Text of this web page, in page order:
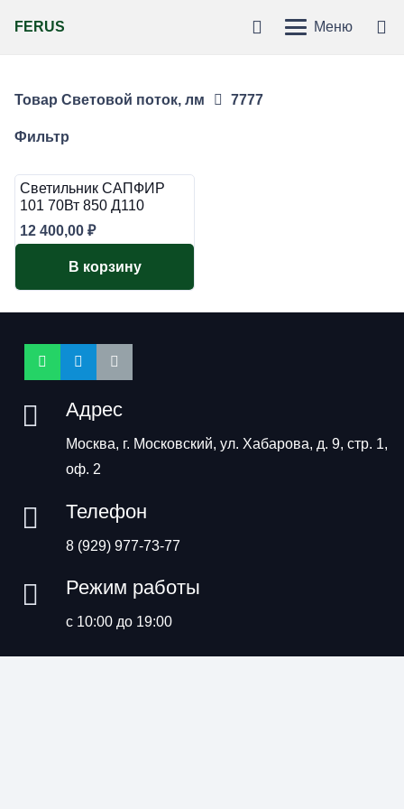
FERUS Меню
Товар Световой поток, лм 7777
Фильтр
Светильник САПФИР
101 70Вт 850 Д110
12 400,00 ₽
В корзину
Адрес
Москва, г. Московский, ул. Хабарова, д. 9, стр. 1,
оф. 2
Телефон
8 (929) 977-73-77
Режим работы
с 10:00 до 19:00